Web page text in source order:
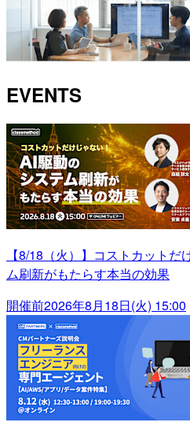
EVENTS
【8/18（火）】コストカット
ム刷新がもたらす本当の効果
開催前2026年8月18日(火) 15:00